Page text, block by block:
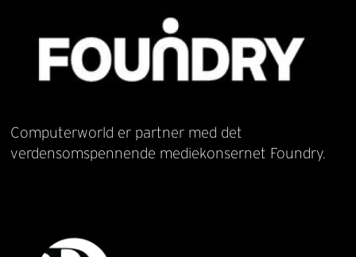
Computerworld er partner med det
verdensomspennende mediekonsernet Foundry.